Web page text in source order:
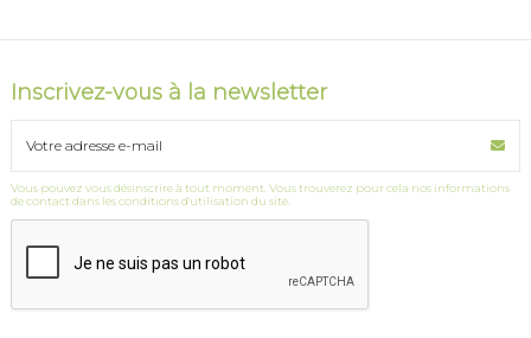
Inscrivez-vous à la newsletter
Vous pouvez vous désinscrire à tout moment. Vous trouverez pour cela nos informations
de contact dans les conditions d'utilisation du site.